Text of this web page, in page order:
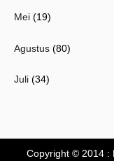
Mei (19)
Agustus (80)
Juli (34)
Copyright © 2014 :